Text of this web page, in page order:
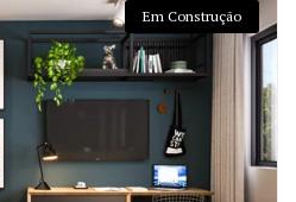
Em Construção